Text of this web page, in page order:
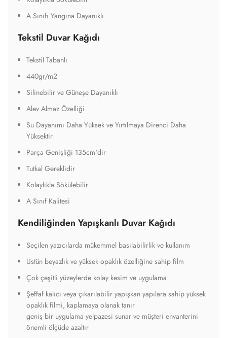
A Sınıfı Yangına Dayanıklı
Tekstil Duvar Kağıdı
Tekstil Tabanlı
440gr/m2
Silinebilir ve Güneşe Dayanıklı
Alev Almaz Özelliği
Su Dayanımı Daha Yüksek ve Yırtılmaya Direnci Daha
Yüksektir
Parça Genişliği 135cm'dir
Tutkal Gereklidir
Kolaylıkla Sökülebilir
A Sınıf Kalitesi
Kendiliğinden Yapışkanlı Duvar Kağıdı
Seçilen yazıcılarda mükemmel basılabilirlik ve kullanım
Üstün beyazlık ve yüksek opaklık özelliğine sahip film
Çok çeşitli yüzeylerde kolay kesim ve uygulama
Şeffaf kalıcı veya çıkarılabilir yapışkan yapılara sahip yüksek
opaklık filmi, kaplamaya olanak tanır
geniş bir uygulama yelpazesi sunar ve müşteri envanterini
önemli ölçüde azaltır